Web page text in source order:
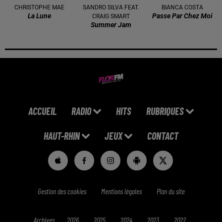
CHRISTOPHE MAE
La Lune
SANDRO SILVA FEAT.
CRAIG SMART
Summer Jam
BIANCA COSTA
Passe Par Chez Moi
ACCUEIL RADIO HITS RUBRIQUES
HAUT-RHIN JEUX CONTACT
Gestion des cookies Mentions légales Plan du site
Archives 2026 2025 2024 2023 2022